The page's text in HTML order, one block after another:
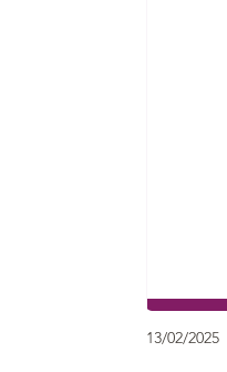
13/02/2025